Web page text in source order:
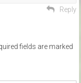
Reply
fields are marked